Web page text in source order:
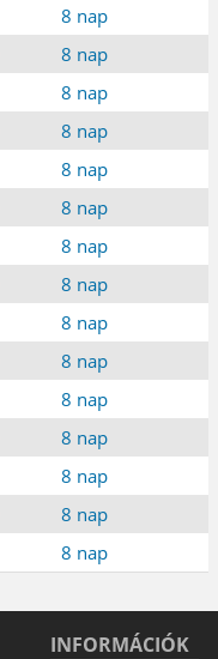
8 nap
8 nap
8 nap
8 nap
8 nap
8 nap
8 nap
8 nap
8 nap
8 nap
8 nap
8 nap
8 nap
8 nap
8 nap
INFORMÁCIÓK